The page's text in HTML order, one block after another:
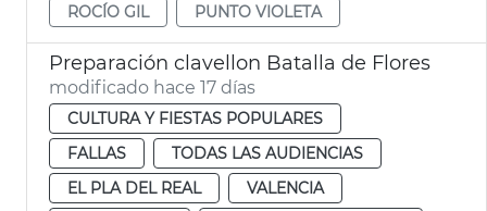
ROCÍO GIL
PUNTO VIOLETA
Preparación clavellon Batalla de Flores
modificado hace 17 días
CULTURA Y FIESTAS POPULARES
FALLAS
TODAS LAS AUDIENCIAS
EL PLA DEL REAL
VALENCIA